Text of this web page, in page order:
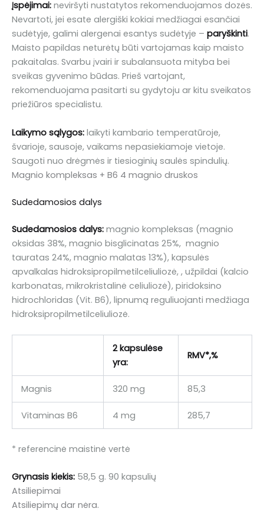
Įspėjimai: neviršyti nustatytos rekomenduojamos dozės.
Nevartoti, jei esate alergiški kokiai medžiagai esančiai
sudėtyje, galimi alergenai esantys sudėtyje – paryškinti.
Maisto papildas neturėtų būti vartojamas kaip maisto
pakaitalas. Svarbu įvairi ir subalansuota mityba bei
sveikas gyvenimo būdas. Prieš vartojant,
rekomenduojama pasitarti su gydytoju ar kitu sveikatos
priežiūros specialistu.
Laikymo sąlygos: laikyti kambario temperatūroje,
švarioje, sausoje, vaikams nepasiekiamoje vietoje.
Saugoti nuo drėgmės ir tiesioginių saulės spindulių.
Magnio kompleksas + B6 4 magnio druskos
Sudedamosios dalys
Sudedamosios dalys: magnio kompleksas (magnio
oksidas 38%, magnio bisglicinatas 25%, magnio
tauratas 24%, magnio malatas 13%), kapsulės
apvalkalas hidroksipropilmetilceliuliozė, , užpildai (kalcio
karbonatas, mikrokristalinė celiuliozė), piridoksino
hidrochloridas (Vit. B6), lipnumą reguliuojanti medžiaga
hidroksipropilmetilceliuliozė.
2 kapsulėse
yra:
RMV*,%
Magnis 320 mg 85,3
Vitaminas B6 4 mg 285,7
* referencinė maistinė vertė
Grynasis kiekis: 58,5 g. 90 kapsulių
Atsiliepimai
Atsiliepimų dar nėra.